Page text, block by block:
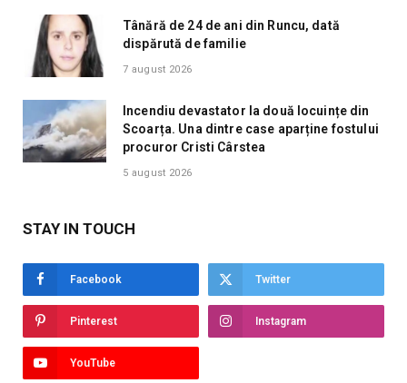
Tânără de 24 de ani din Runcu, dată
dispărută de familie
7 august 2026
Incendiu devastator la două locuințe din
Scoarța. Una dintre case aparține fostului
procuror Cristi Cârstea
5 august 2026
STAY IN TOUCH
Facebook Twitter
Pinterest Instagram
YouTube